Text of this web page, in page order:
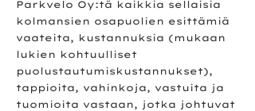
Parkvelo Oy:tä kaikkia sellaisia
kolmansien osapuolien esittämiä
vaateita, kustannuksia (mukaan
lukien kohtuulliset
puolustautumiskustannukset),
tappioita, vahinkoja, vastuita ja
tuomioita vastaan, jotka johtuvat